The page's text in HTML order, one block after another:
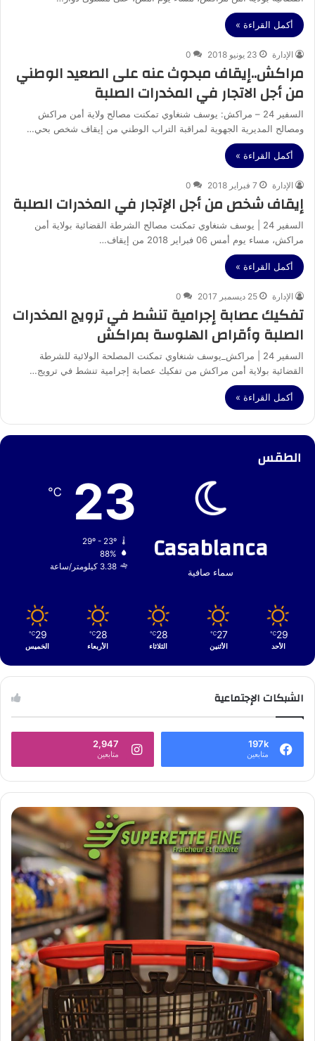
أكمل القراءة »
الإدارة 23 يونيو 2018 0
مراكش..إيقاف مبحوث عنه على الصعيد الوطني
من أجل الاتجار في المخدرات الصلبة
السفير 24 – مراكش: يوسف شنغاوي تمكنت مصالح ولاية أمن مراكش
ومصالح المديرية الجهوية لمراقبة التراب الوطني من إيقاف شخص بحي…
أكمل القراءة »
الإدارة 7 فبراير 2018 0
إيقاف شخص من أجل الإتجار في المخدرات الصلبة
السفير 24 | يوسف شنغاوي تمكنت مصالح الشرطة القضائية بولاية أمن
مراكش، مساء يوم أمس 06 فبراير 2018 من إيقاف…
أكمل القراءة »
الإدارة 25 ديسمبر 2017 0
تفكيك عصابة إجرامية تنشط في ترويج المخدرات
الصلبة وأقراص الهلوسة بمراكش
السفير 24 | مراكش_يوسف شنغاوي تمكنت المصلحة الولائية للشرطة
القضائية بولاية أمن مراكش من تفكيك عصابة إجرامية تنشط في ترويج…
أكمل القراءة »
الطقس
Casablanca
سماء صافية
23
℃
29º - 23º
88%
3.38 كيلومتر/ساعة
29
℃
الأحد
27
℃
الأثنين
28
℃
الثلاثاء
28
℃
الأربعاء
29
℃
الخميس
الشبكات الإجتماعية
197k
متابعين
2,947
متابعين